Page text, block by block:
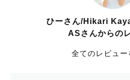
ひーさん/Hikari
ASさんからの
全てのレビュー